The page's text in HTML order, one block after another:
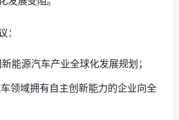
：
能源汽车产业全球化发展规划；
领域拥有自主创新能力的企业向全